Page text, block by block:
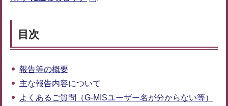
目次
報告等の概要
主な報告内容について
よくあるご質問（G-MISユーザー名が分からない等）